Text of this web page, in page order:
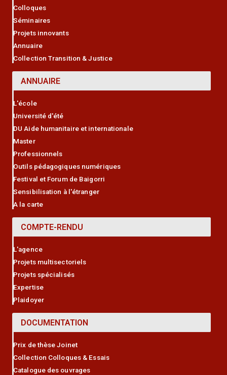
Colloques
Séminaires
Projets innovants
Annuaire
Collection Transition & Justice
ANNUAIRE
L'école
Université d'été
DU Aide humanitaire et internationale
Master
Professionnels
Outils pédagogiques numériques
Festival et Forum de Baigorri
Sensibilisation à l'étranger
A la carte
COMPTE-RENDU
L'agence
Projets multisectoriels
Projets spécialisés
Expertise
Plaidoyer
DOCUMENTATION
Prix de thèse Joinet
Collection Colloques & Essais
Catalogue des ouvrages